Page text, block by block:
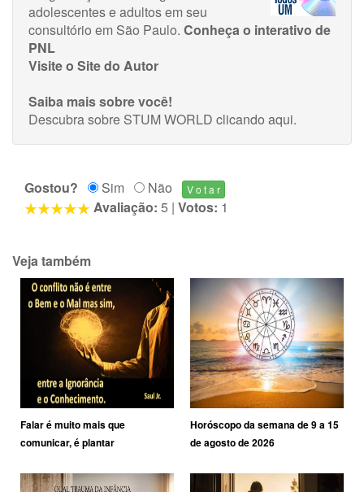
adolescentes e adultos em seu
consultório em São Paulo. Conheça o interativo de
PNL
Visite o Site do Autor
Saiba mais sobre você!
Descubra sobre STUM WORLD clicando aqui.
Gostou? Sim
Não
Avaliação: 5 | Votos: 1
Veja também
Falar é muito mais que
comunicar, é plantar
Horóscopo da semana de 9 a 15
de agosto de 2026